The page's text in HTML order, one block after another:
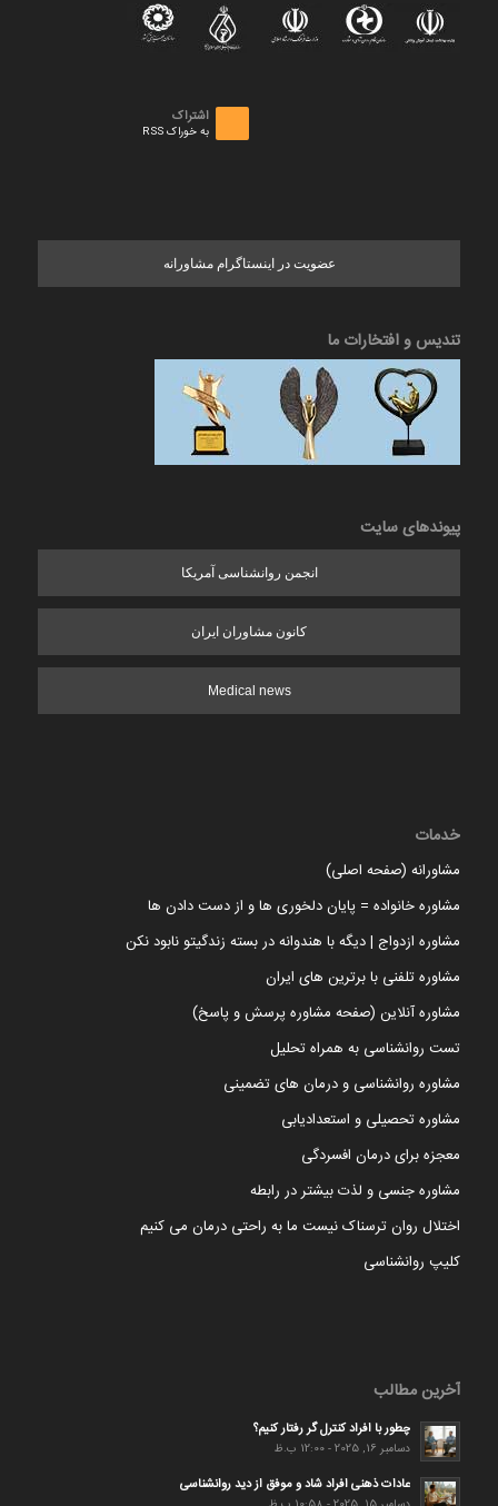
اشتراک
به خوراک RSS
عضویت در اینستاگرام مشاورانه
تندیس و افتخارات ما
پیوندهای سایت
انجمن روانشناسی آمریکا
کانون مشاوران ایران
Medical news
خدمات
مشاورانه (صفحه اصلی)
مشاوره خانواده = پایان دلخوری ها و از دست دادن ها
مشاوره ازدواج | دیگه با هندوانه در بسته زندگیتو نابود نکن
مشاوره تلفنی با برترین های ایران
مشاوره آنلاین (صفحه مشاوره پرسش و پاسخ)
تست روانشناسی به همراه تحلیل
مشاوره روانشناسی و درمان های تضمینی
مشاوره تحصیلی و استعدادیابی
معجزه برای درمان افسردگی
مشاوره جنسی و لذت بیشتر در رابطه
اختلال روان ترسناک نیست ما به راحتی درمان می کنیم
کلیپ روانشناسی
آخرین مطالب
چطور با افراد کنترل گر رفتار کنیم؟
دسامبر 16, 2025 - 12:00 ب.ظ
عادات ذهنی افراد شاد و موفق از دید روانشناسی